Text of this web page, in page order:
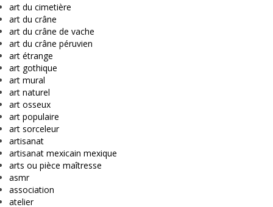
art du cimetière
art du crâne
art du crâne de vache
art du crâne péruvien
art étrange
art gothique
art mural
art naturel
art osseux
art populaire
art sorceleur
artisanat
artisanat mexicain mexique
arts ou pièce maîtresse
asmr
association
atelier